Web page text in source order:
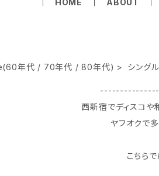
HOME ABOUT
年代 / 70年代 / 80年代) シング
西新宿でディスコや
ヤフオクで
こちら